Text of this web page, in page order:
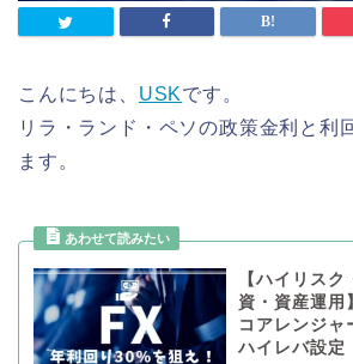
こんにちは、 USKです。
リラ・ランド・ペソの政策金利と利
ます。
【ハイリス
資・資産運用
コアレンジャ
ハイレバ設定